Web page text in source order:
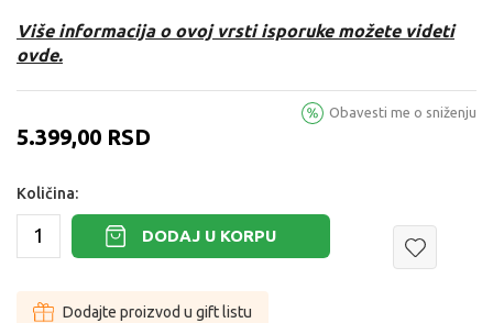
Više informacija o ovoj vrsti isporuke možete videti
ovde.
5.399,00 RSD
Obavesti me o sniženju
Količina:
DODAJ U KORPU
Dodajte proizvod u gift listu